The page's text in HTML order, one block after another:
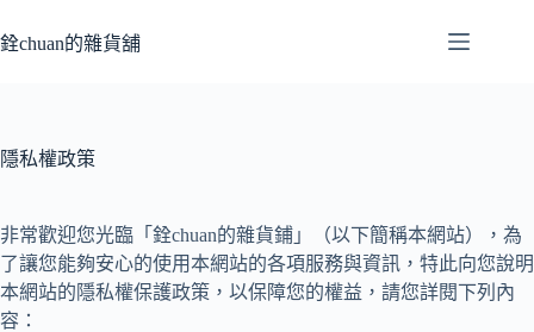
至
容
銓chuan的雜貨舖
隱私權政策
非常歡迎您光臨「銓chuan的雜貨鋪」（以下簡稱本網站），為
了讓您能夠安心的使用本網站的各項服務與資訊，特此向您說明
本網站的隱私權保護政策，以保障您的權益，請您詳閱下列內
容：